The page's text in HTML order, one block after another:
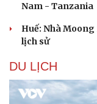
Du lịch
Tư vấn
Săn Tour
Nam - Tanzania
Huế: Nhà
lịch sử
DU LỊCH